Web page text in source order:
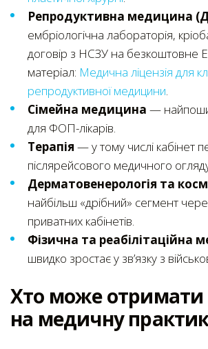
Репродуктивна медицина
ембріологічна лабораторія,
договір з НСЗУ на безкоштовне
матеріал: Медична ліцензія для
репродуктивної медицини.
Сімейна медицина —
для ФОП-лікарів.
Терапія — у тому числі кабінет
післярейсового медичного огляду
Дерматовенерологія та
найбільш «дрібний» сегмент
приватних кабінетів.
Фізична та реабілітаційна
швидко зростає у зв’язку з
Хто може отримати
на медичну